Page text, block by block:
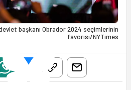
başkanı Obrador 2024 seçimlerinin
favorisi/NYTimes